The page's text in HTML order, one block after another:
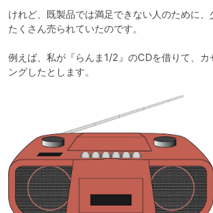
けれど、既製品では満足できない人のために
たくさん売られていたのです。
例えば、私が『らんま1/2』のCDを借りて、カ
ングしたとします。